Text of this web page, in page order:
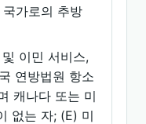
가로의 추방
이민 서비스,
연방법원 항소
캐나다 또는 미
없는 자; (E) 미